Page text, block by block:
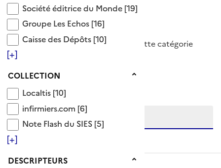
Société éditrice du Monde
Société éditrice du Monde [19]
Groupe Les Echos
Groupe Les Echos [16]
Caisse des Dépôts
Caisse des Dépôts [10]
[+]
Collection
COLLECTION
Localtis
Localtis [10]
infirmiers.com
infirmiers.com [6]
Note Flash du SIES
Note Flash du SIES [5]
[+]
Descripteurs
DESCRIPTEURS
Synonyme(s)
procédure d'inscription
186 Documents disponibles dans cette catégorie
Tris disponibles (Ouverture d'une modale)
Affiner la recherche
Etendre la recherche sur
niveau(x) vers le bas